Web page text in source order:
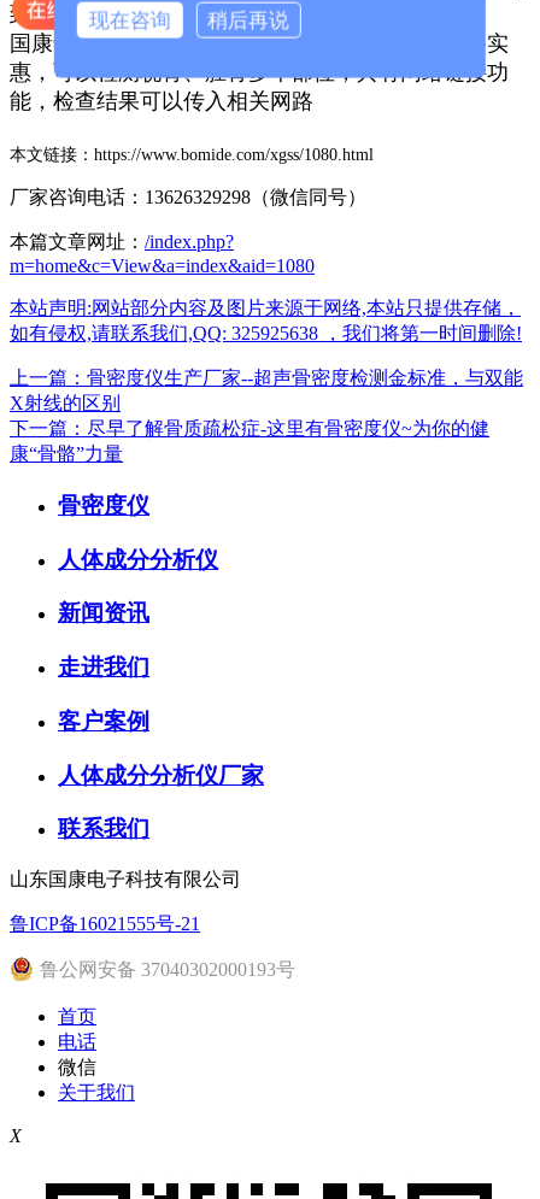
到1分钟在一部分，价格，超声波比较便宜
国康骨密度检测仪 采用超声波原理，无辐射，价格实
惠，可以检测桡骨、胫骨多个部位，具有网络链接功
能，检查结果可以传入相关网路
本文链接： https://www.bomide.com/xgss/1080.html
厂家咨询电话：13626329298（微信同号）
本篇文章网址： /index.php?
m=home&c=View&a=index&aid=1080
本站声明:网站部分内容及图片来源于网络,本站只提供存储，
如有侵权,请联系我们,QQ: 325925638 ，我们将第一时间删除!
上一篇：骨密度仪生产厂家--超声骨密度检测金标准，与双能
X射线的区别
下一篇：尽早了解骨质疏松症-这里有骨密度仪~为你的健
康“骨骼”力量
骨密度仪
人体成分分析仪
新闻资讯
走进我们
客户案例
人体成分分析仪厂家
联系我们
山东国康电子科技有限公司
鲁ICP备16021555号-21
鲁公网安备 37040302000193号
首页
电话
微信
关于我们
X
现在咨询 稍后再说